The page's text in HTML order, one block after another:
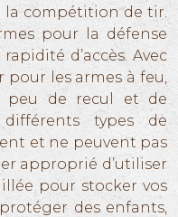
compétition de tir.
pour la défense
d’accès. Avec
les armes à feu,
de recul et de
types de
et ne peuvent pas
approprié d’utiliser
pour stocker vos
des enfants,